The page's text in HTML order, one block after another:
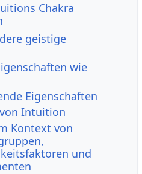
Chakra
geistige
wie
Eigenschaften
Intuition
Kontext von
und